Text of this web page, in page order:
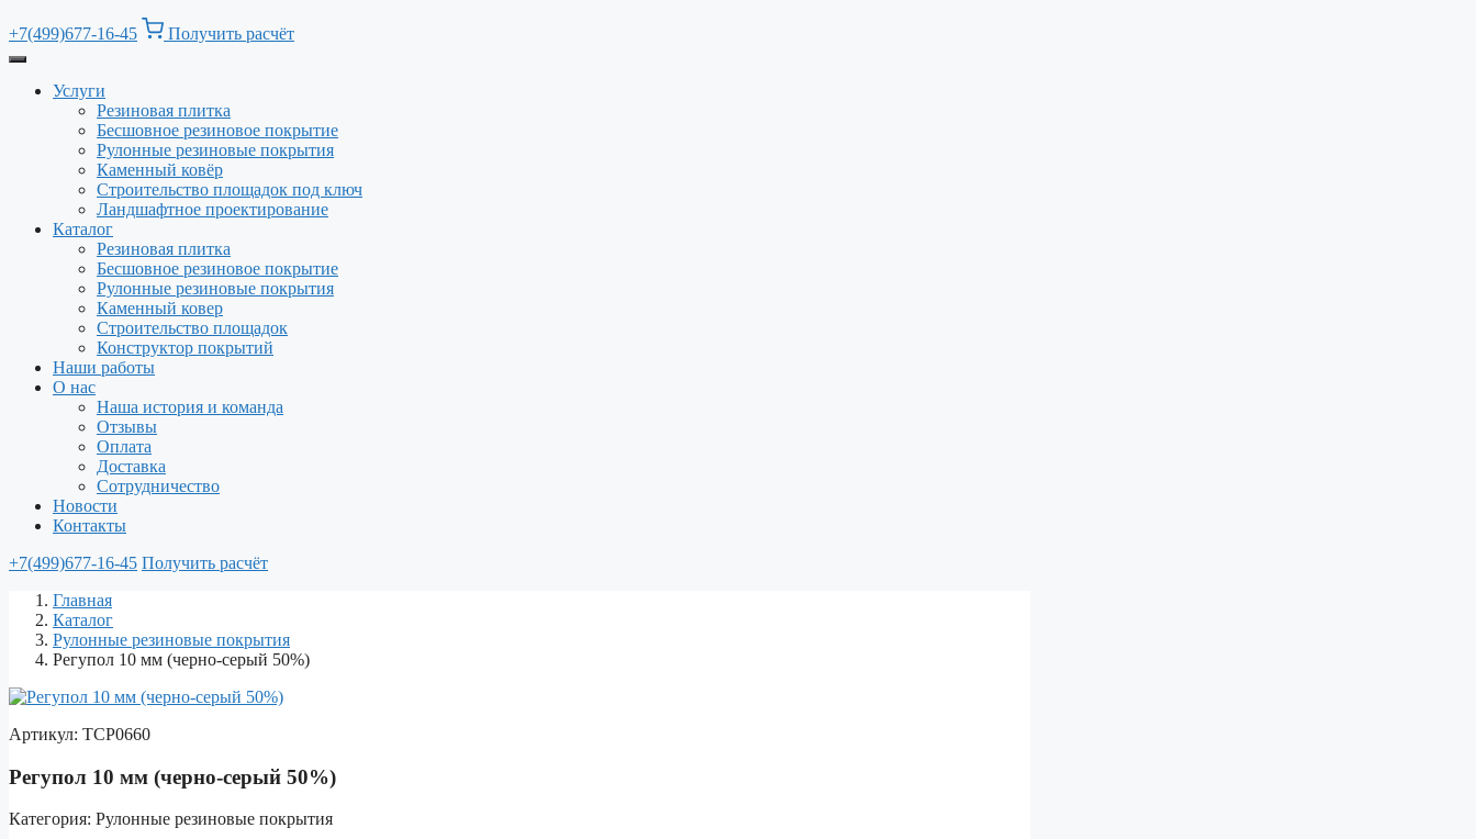
+7(499)677-16-45 Получить расчёт
Услуги
Резиновая плитка
Бесшовное резиновое покрытие
Рулонные резиновые покрытия
Каменный ковёр
Строительство площадок под ключ
Ландшафтное проектирование
Каталог
Резиновая плитка
Бесшовное резиновое покрытие
Рулонные резиновые покрытия
Каменный ковер
Строительство площадок
Конструктор покрытий
Наши работы
О нас
Наша история и команда
Отзывы
Оплата
Доставка
Сотрудничество
Новости
Контакты
+7(499)677-16-45 Получить расчёт
Главная
Каталог
Рулонные резиновые покрытия
Регупол 10 мм (черно-серый 50%)
Артикул: ТСР0660
Регупол 10 мм (черно-серый 50%)
Категория: Рулонные резиновые покрытия